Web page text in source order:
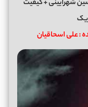
شهرایینی+ کیفیت
: علی اسحاقیان